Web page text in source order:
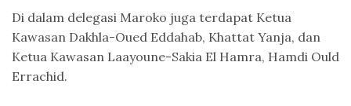
Di dalam delegasi Maroko juga terdapat Ketua
Kawasan Dakhla-Oued Eddahab, Khattat Yanja, dan
Ketua Kawasan Laayoune-Sakia El Hamra, Hamdi Ould
Errachid.